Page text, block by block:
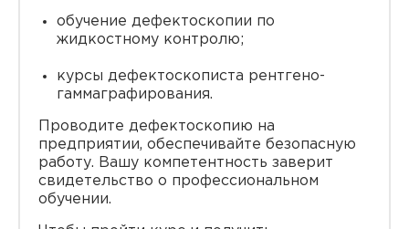
обучение дефектоскопии по
жидкостному контролю;
курсы дефектоскописта рентгено-
гаммаграфирования.
Проводите дефектоскопию на
предприятии, обеспечивайте безопасную
работу. Вашу компетентность заверит
свидетельство о профессиональном
обучении.